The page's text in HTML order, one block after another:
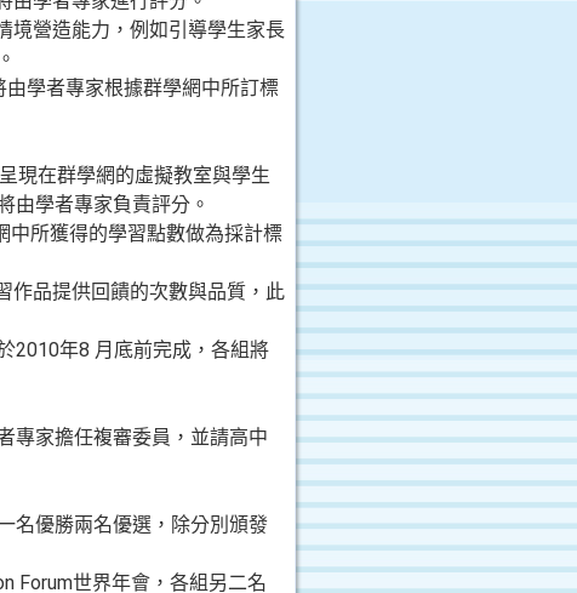
境營造能力，例如引導學生家長
由學者專家根據群學網中所訂標
現在群學網的虛擬教室與學生
由學者專家負責評分。
中所獲得的學習點數做為採計標
作品提供回饋的次數與品質，此
2010年8 月底前完成，各組將
專家擔任複審委員，並請高中
名優勝兩名優選，除分別頒發
Forum世界年會，各組另二名